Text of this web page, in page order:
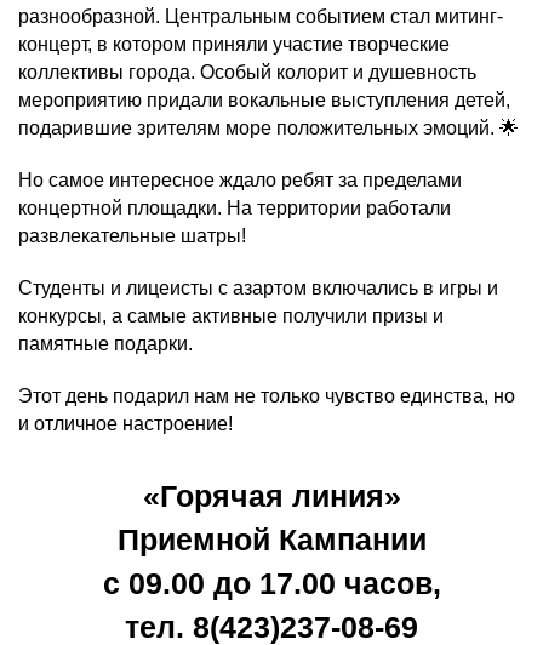
«Горячая линия»
Приемной Кампании
с 09.00 до 17.00 часов,
тел. 8(423)237-08-69
разнообразной. Центральным событием стал митинг-
концерт, в котором приняли участие творческие
коллективы города. Особый колорит и душевность
мероприятию придали вокальные выступления детей,
подарившие зрителям море положительных эмоций. 🌟
Но самое интересное ждало ребят за пределами
концертной площадки. На территории работали
развлекательные шатры!
Студенты и лицеисты с азартом включались в игры и
конкурсы, а самые активные получили призы и
памятные подарки.
Этот день подарил нам не только чувство единства, но
и отличное настроение!